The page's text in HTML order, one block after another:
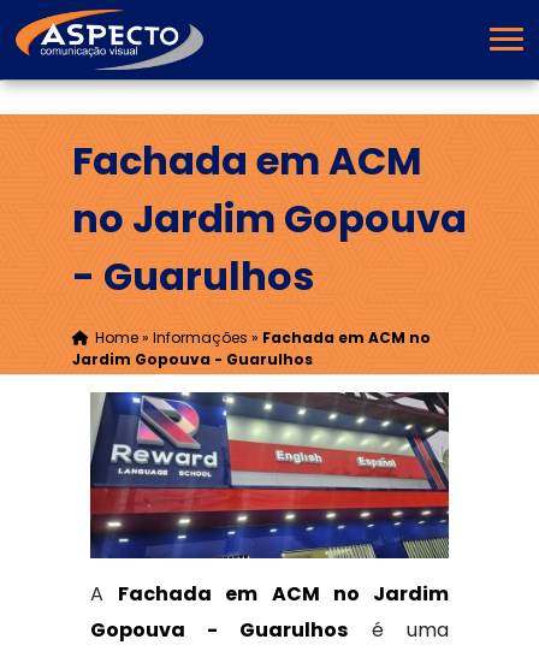
Fachada em ACM
no Jardim Gopouva
- Guarulhos
Home» Informações » Fachada em ACM no
Jardim Gopouva - Guarulhos
A Fachada em ACM no Jardim
Gopouva - Guarulhos é uma